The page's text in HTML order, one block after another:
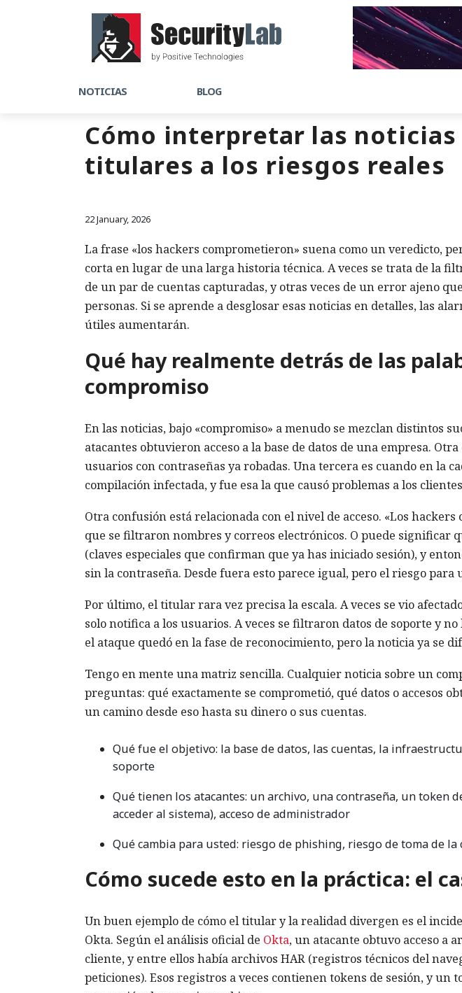
NOTICIAS BLOG
Cómo interpretar las
titulares a los riesgos reales
22 January, 2026
La frase «los hackers comprometieron» suena como un veredicto,
corta en lugar de una larga historia técnica. A veces se trata de la
de un par de cuentas capturadas, y otras veces de un error ajeno
personas. Si se aprende a desglosar esas noticias en detalles, las
útiles aumentarán.
Qué hay realmente detrás de las
compromiso
En las noticias, bajo «compromiso» a menudo se mezclan distintos
atacantes obtuvieron acceso a la base de datos de una empresa.
usuarios con contraseñas ya robadas. Una tercera es cuando en la
compilación infectada, y fue esa la que causó problemas a los
Otra confusión está relacionada con el nivel de acceso. «Los
que se filtraron nombres y correos electrónicos. O puede significar
(claves especiales que confirman que ya has iniciado sesión), y
sin la contraseña. Desde fuera esto parece igual, pero el riesgo para
Por último, el titular rara vez precisa la escala. A veces se vio
solo notifica a los usuarios. A veces se filtraron datos de soporte y no
el ataque quedó en la fase de reconocimiento, pero la noticia ya se
Tengo en mente una matriz sencilla. Cualquier noticia sobre un
preguntas: qué exactamente se comprometió, qué datos o accesos
un camino desde eso hasta su dinero o sus cuentas.
Qué fue el objetivo: la base de datos, las cuentas, la
soporte
Qué tienen los atacantes: un archivo, una contraseña, un token
acceder al sistema), acceso de administrador
Qué cambia para usted: riesgo de phishing, riesgo de toma de
Cómo sucede esto en la práctica: el
Un buen ejemplo de cómo el titular y la realidad divergen es el
Okta. Según el análisis oficial de Okta, un atacante obtuvo acceso a
cliente, y entre ellos había archivos HAR (registros técnicos del
peticiones). Esos registros a veces contienen tokens de sesión, y